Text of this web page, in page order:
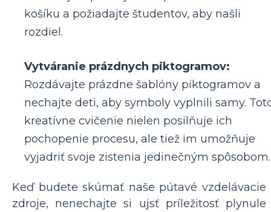
košíku a požiadajte študentov, aby našli
rozdiel.
Vytváranie prázdnych piktogramov:
Rozdávajte prázdne šablóny piktogramov a
nechajte deti, aby symboly vyplnili samy.
kreatívne cvičenie nielen posilňuje ich
pochopenie procesu, ale tiež im umožňuje
vyjadriť svoje zistenia jedinečným spôsobom.
Keď budete skúmať naše pútavé vzdelávacie
zdroje, nenechajte si ujsť príležitosť plynule